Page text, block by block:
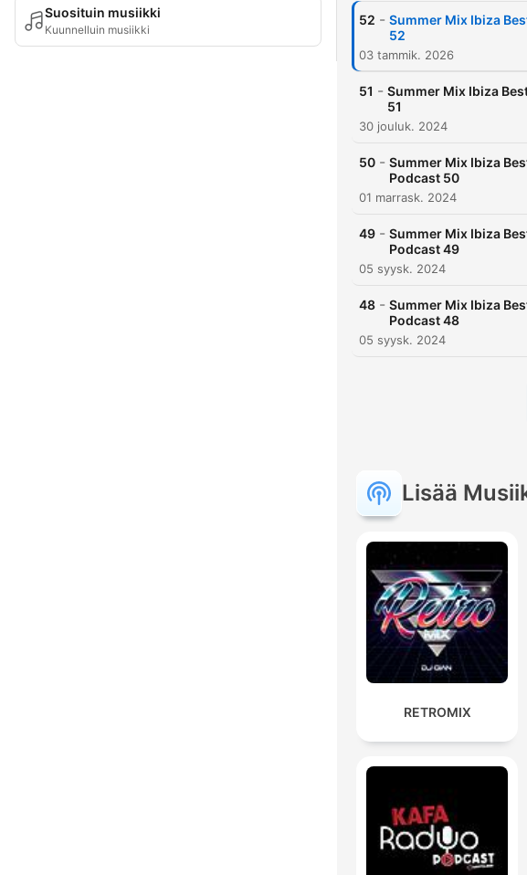
Suosituin musiikki
Kuunnelluin musiikki
52 - Summer Mix Ibiza
52
03 tammik. 2026
51 - Summer Mix Ibiza
51
30 jouluk. 2024
50 - Summer Mix Ibiza
Podcast 50
01 marrask. 2024
49 - Summer Mix Ibiza
Podcast 49
05 syysk. 2024
48 - Summer Mix Ibiza
Podcast 48
05 syysk. 2024
Lisää
RETROMIX